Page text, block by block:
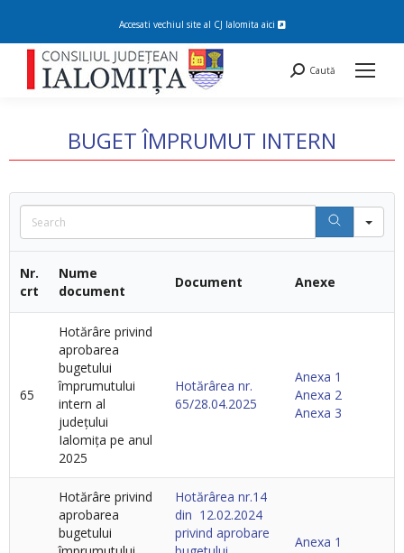
Accesati vechiul site al CJ Ialomita aici
Search:
Caută
BUGET ÎMPRUMUT INTERN
You are here:
Nr.
crt
Nume
document
Document Anexe
65
Hotărâre privind
aprobarea
bugetului
împrumutului
intern al
județului
Ialomița pe anul
2025
Hotărârea nr.
65/28.04.2025
Anexa 1
Anexa 2
Anexa 3
Hotărâre privind
aprobarea
bugetului
Hotărârea nr.14
din 12.02.2024
privind aprobare
Anexa 1